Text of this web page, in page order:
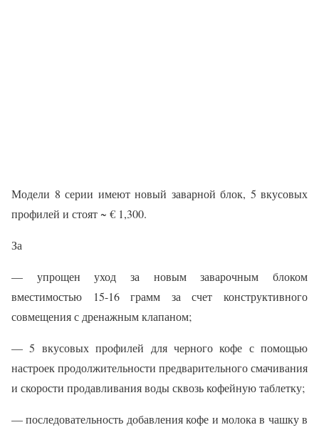
Модели 8 серии имеют новый заварной блок, 5 вкусовых
профилей и стоят ~ € 1,300.
За
— упрощен уход за новым заварочным блоком
вместимостью 15-16 грамм за счет конструктивного
совмещения с дренажным клапаном;
— 5 вкусовых профилей для черного кофе с помощью
настроек продолжительности предварительного смачивания
и скорости продавливания воды сквозь кофейную таблетку;
— последовательность добавления кофе и молока в чашку в